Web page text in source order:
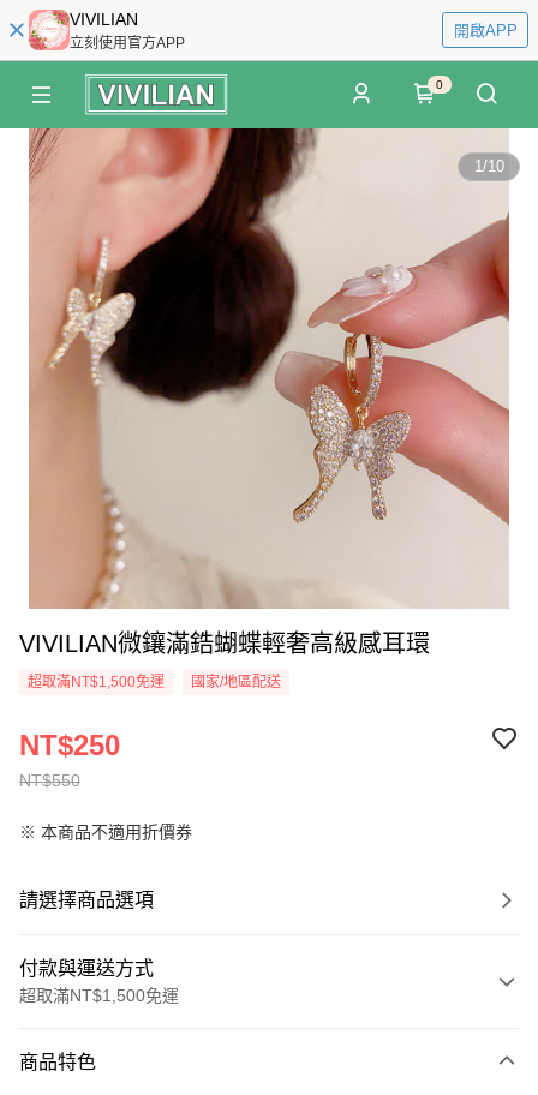
VIVILIAN
立刻使用官方APP
開啟APP
0
1/10
VIVILIAN微鑲滿鋯蝴蝶輕奢高級感耳環
超取滿NT$1,500免運 國家/地區配送
NT$550
NT$250
※ 本商品不適用折價券
請選擇商品選項
付款與運送方式
超取滿NT$1,500免運
信用卡一次付款
商品特色